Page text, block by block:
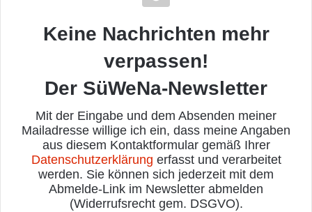
Keine Nachrichten mehr
verpassen!
Der SüWeNa-Newsletter
Mit der Eingabe und dem Absenden meiner
Mailadresse willige ich ein, dass meine Angaben
aus diesem Kontaktformular gemäß Ihrer
Datenschutzerklärung erfasst und verarbeitet
werden. Sie können sich jederzeit mit dem
Abmelde-Link im Newsletter abmelden
(Widerrufsrecht gem. DSGVO).